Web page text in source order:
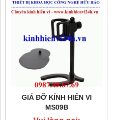
GIÁ ĐỠ KÍNH HIỂN VI
MS09B